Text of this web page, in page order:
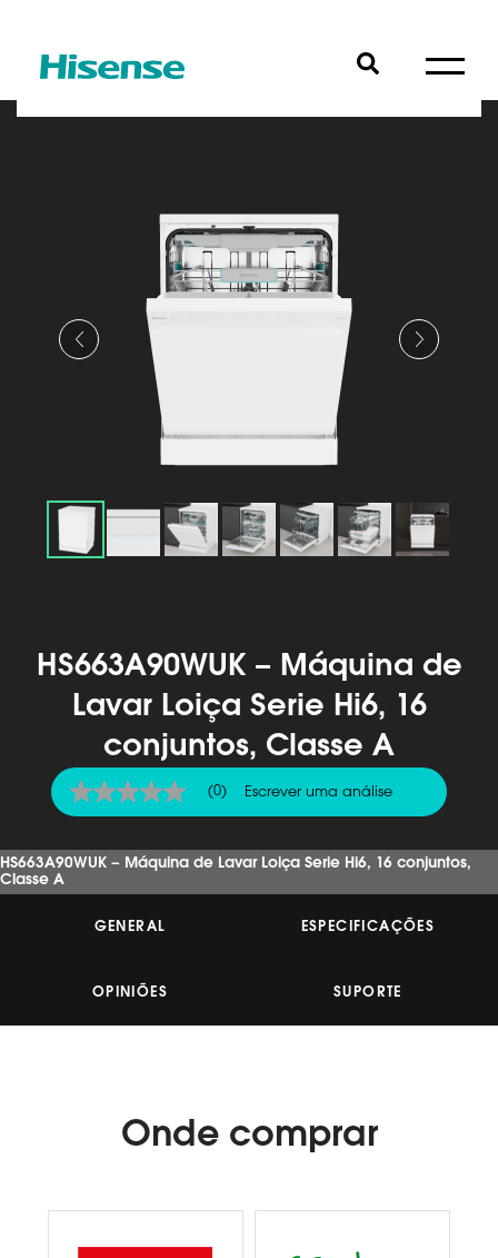
HS663A90WUK – Máquina de
Lavar Loiça Serie Hi6, 16
conjuntos, Classe A
Sem
valor
classificação
Link
mesma
(0) Escrever uma análise
HS663A90WUK – Máquina de Lavar Loiça Serie Hi6, 16 conjuntos,
Classe A
GENERAL ESPECIFICAÇÕES
OPINIÕES SUPORTE
Onde comprar